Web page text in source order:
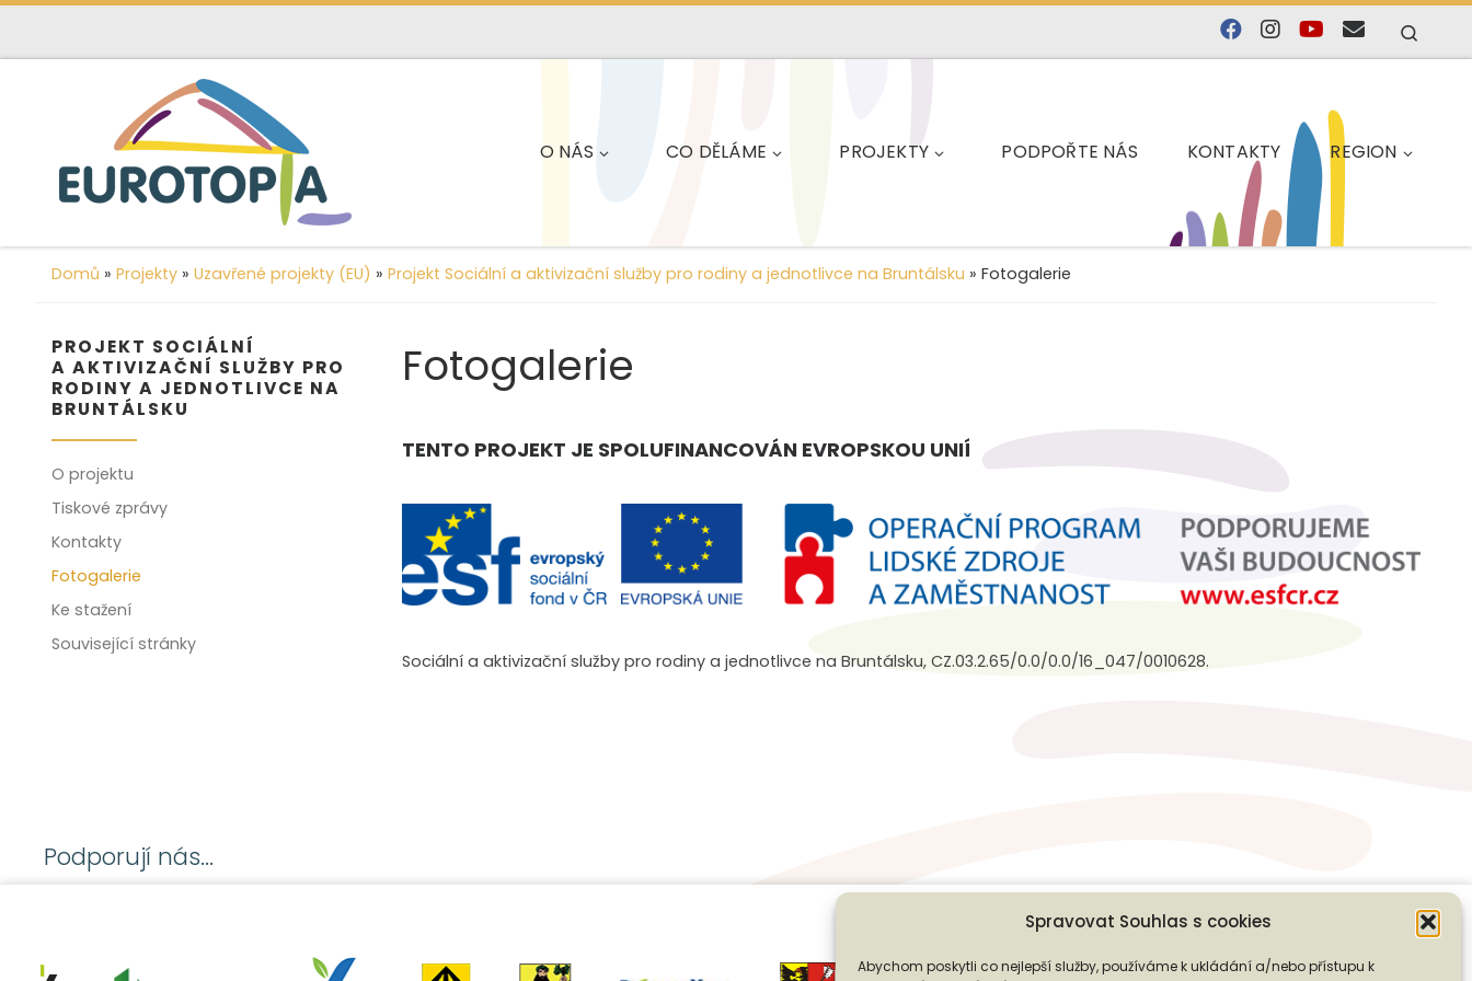
Spravovat Souhlas s cookies
Abychom poskytli co nejlepší služby, používáme k ukládání a/nebo přístupu k
content
O NÁS CO DĚLÁME PROJEKTY PODPOŘTE NÁS KONTAKTY REGION
Domů » Projekty » Uzavřené projekty (EU) » Projekt Sociální a aktivizační služby pro rodiny a jednotlivce na Bruntálsku » Fotogalerie
Fotogalerie
TENTO PROJEKT JE SPOLUFINANCOVÁN EVROPSKOU UNIÍ
Sociální a aktivizační služby pro rodiny a jednotlivce na Bruntálsku, CZ.03.2.65/0.0/0.0/16_047/0010628.
PROJEKT SOCIÁLNÍ
A AKTIVIZAČNÍ SLUŽBY PRO
RODINY A JEDNOTLIVCE NA
BRUNTÁLSKU
O projektu
Tiskové zprávy
Kontakty
Fotogalerie
Ke stažení
Související stránky
Podporují nás...